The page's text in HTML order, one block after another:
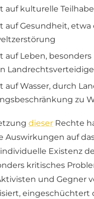
auf kulturelle Teilhabe
auf Gesundheit, etwa
auf Leben, besonders
auf Wasser, durch
zu
dieser Rechte
Auswirkungen auf
Existenz
kritisches
und Gegner
eingeschüchtert